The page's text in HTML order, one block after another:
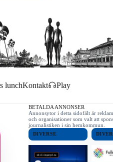
lunchKontakt Play
BETALDA ANNONSER
Annonsytor i detta sidofält är
och organisationer som valt att
journalistiken i sin hemkommun.
DIVERSE